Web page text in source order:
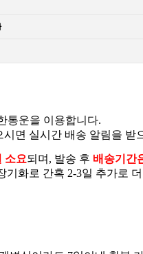
통운을 이용합니다.
면 실시간 배송 알림을 받
소요되며, 발송 후 배송기간
기화로 간혹 2-3일 추가로